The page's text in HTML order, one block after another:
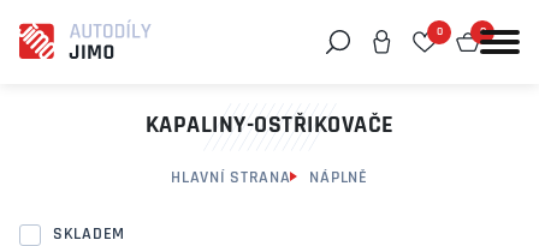
0 0
KAPALINY-OSTŘIKOVAČE
HLAVNÍ STRANA NÁPLNĚ
SKLADEM
Můžeme vám pomoci něco najít?